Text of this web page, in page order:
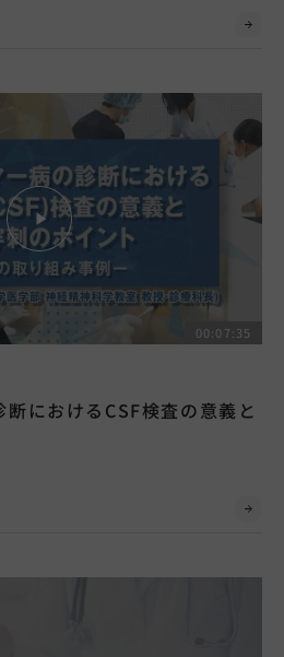
00:07:35
におけるCSF検査の意義と